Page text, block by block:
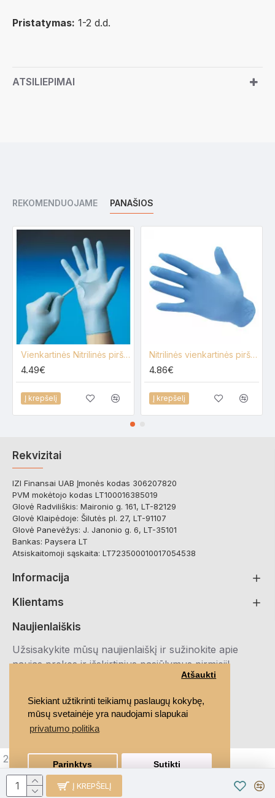
Siekiant užtikrinti teikiamų paslaugų kokybę,
mūsų svetainėje yra naudojami slapukai
privatumo politika
Atšaukti
Parinktys Sutikti
Į KREPŠELĮ
Pristatymas: 1-2 d.d.
ATSILIEPIMAI
REKOMENDUOJAME PANAŠIOS
Vienkartinės Nitrilinės pirštinės be pudros 100 vnt.
4.49€
Į krepšelį
Nitrilinės vienkartinės pirštinės, be pudros 100 vnt.
4.86€
Į krepšelį
Rekvizitai
IZI Finansai UAB Įmonės kodas 306207820
PVM mokėtojo kodas LT100016385019
Glovė Radviliškis: Maironio g. 161, LT-82129
Glovė Klaipėdoje: Šilutės pl. 27, LT-91107
Glovė Panevėžys: J. Janonio g. 6, LT-35101
Bankas: Paysera LT
Atsiskaitomoji sąskaita: LT723500010017054538
Informacija
Klientams
Naujienlaiškis
Užsisakykite mūsų naujienlaiškį ir sužinokite apie
naujas prekes ir išskirtinius pasiūlymus pirmieji!
Susipažinau ir sutinku su Privatumo politika
2021 MEDRUBAI.LT, Visos teisės saugomos